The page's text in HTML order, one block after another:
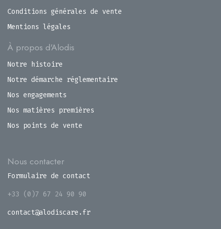
Conditions générales de vente
Mentions légales
À propos d'Alodis
Notre histoire
Notre démarche réglementaire
Nos engagements
Nos matières premières
Nos points de vente
Nous contacter
Formulaire de contact
+33 (0)7 67 24 90 90
contact@alodiscare.fr